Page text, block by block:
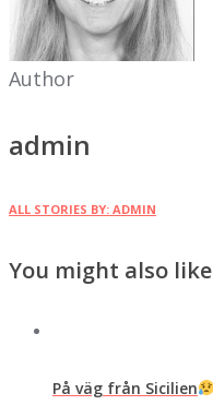
Author
admin
ALL STORIES BY: ADMIN
You might also like
På väg från Sicilien